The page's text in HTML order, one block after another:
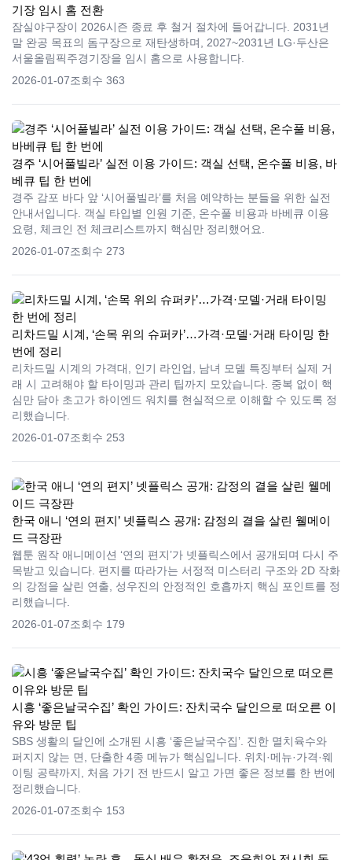
기장 임시 홈 전환
잠실야구장이 2026시즌 종료 후 철거 절차에 들어갑니다. 2031년
말 완공 목표의 돔구장으로 재탄생하며, 2027~2031년 LG·두산은
서울올림픽주경기장을 임시 홈으로 사용합니다.
2026-01-07조회수 363
경주 ‘시어풀빌라’ 실전 이용 가이드: 객실 선택, 온수풀 비용, 바
베큐 팁 한 번에
경주 감포 바다 앞 ‘시어풀빌라’를 처음 예약하는 분들을 위한 실전
안내서입니다. 객실 타입별 인원 기준, 온수풀 비용과 바베큐 이용
요령, 체크인 전 체크리스트까지 핵심만 정리했어요.
2026-01-07조회수 273
리차드밀 시계, ‘손목 위의 슈퍼카’…가격·모델·거래 타이밍 한
번에 정리
리차드밀 시계의 가격대, 인기 라인업, 남녀 모델 특징부터 실제 거
래 시 고려해야 할 타이밍과 관리 팁까지 모았습니다. 중복 없이 핵
심만 담아 초고가 하이엔드 워치를 현실적으로 이해할 수 있도록 정
리했습니다.
2026-01-07조회수 253
한국 애니 ‘연의 편지’ 넷플릭스 공개: 감정의 결을 살린 웰메이
드 극장판
웹툰 원작 애니메이션 ‘연의 편지’가 넷플릭스에서 공개되며 다시 주
목받고 있습니다. 편지를 따라가는 서정적 미스터리 구조와 2D 작화
의 강점을 살린 연출, 성우진의 안정적인 호흡까지 핵심 포인트를 정
리했습니다.
2026-01-07조회수 179
시흥 ‘좋은날국수집’ 확인 가이드: 잔치국수 달인으로 떠오른 이
유와 방문 팁
SBS 생활의 달인에 소개된 시흥 ‘좋은날국수집’. 진한 멸치육수와
퍼지지 않는 면, 단출한 4종 메뉴가 핵심입니다. 위치·메뉴·가격·웨
이팅 공략까지, 처음 가기 전 반드시 알고 가면 좋은 정보를 한 번에
정리했습니다.
2026-01-07조회수 153